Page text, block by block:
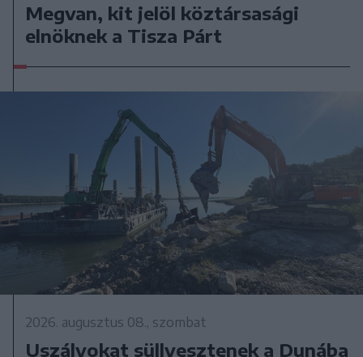
Megvan, kit jelöl köztársasági
elnöknek a Tisza Párt
2026. augusztus 08., szombat
Uszályokat süllyesztenek a Dunába